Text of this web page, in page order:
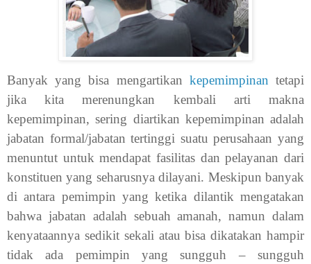
Banyak yang bisa mengartikan kepemimpinan tetapi
jika kita merenungkan kembali arti makna
kepemimpinan, sering diartikan kepemimpinan adalah
jabatan formal/jabatan tertinggi suatu perusahaan yang
menuntut untuk mendapat fasilitas dan pelayanan dari
konstituen yang seharusnya dilayani. Meskipun banyak
di antara pemimpin yang ketika dilantik mengatakan
bahwa jabatan adalah sebuah amanah, namun dalam
kenyataannya sedikit sekali atau bisa dikatakan hampir
tidak ada pemimpin yang sungguh – sungguh